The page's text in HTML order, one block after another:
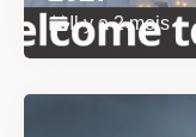
Il y a 2 mois